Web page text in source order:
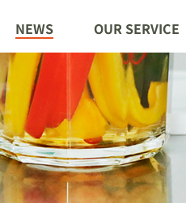
NEWS OUR SERVICE